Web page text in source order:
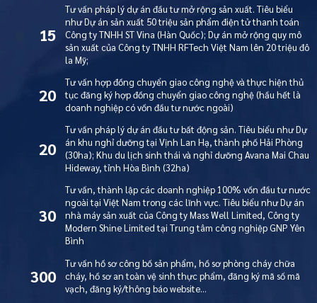
15
Tư vấn pháp lý dự án đầu tư mở rộng sản xuất. Tiêu biểu
như Dự án sản xuất 50 triệu sản phẩm điện tử thanh toán
Công ty TNHH ST Vina (Hàn Quốc); Dự án mở rộng quy mô
sản xuất của Công ty TNHH RFTech Việt Nam lên 20 triệu đô
la Mỹ;
20
Tư vấn hợp đồng chuyển giao công nghệ và thực hiện thủ
tục đăng ký hợp đồng chuyển giao công nghệ (hầu hết là
doanh nghiệp có vốn đầu tư nước ngoài)
20
Tư vấn pháp lý dự án đầu tư bất động sản. Tiêu biểu như Dự
án khu nghỉ dưỡng tại Vịnh Lan Hạ, thành phố Hải Phòng
(30ha); Khu du lịch sinh thái và nghỉ dưỡng Avana Mai Chau
Hideway, tỉnh Hòa Bình (32ha)
30
Tư vấn, thành lập các doanh nghiệp 100% vốn đầu tư nước
ngoài tại Việt Nam trong các lĩnh vực. Tiêu biểu như Dự án
nhà máy sản xuất của Công ty Mass Well Limited, Công ty
Modern Shine Limited tại Trung tâm công nghiệp GNP Yên
Bình
300
Tư vấn hồ sơ công bố sản phẩm, hồ sơ phòng cháy chữa
cháy, hồ sơ an toàn vệ sinh thực phẩm, đăng ký mã số mã
vạch, đăng ký/thông báo website…